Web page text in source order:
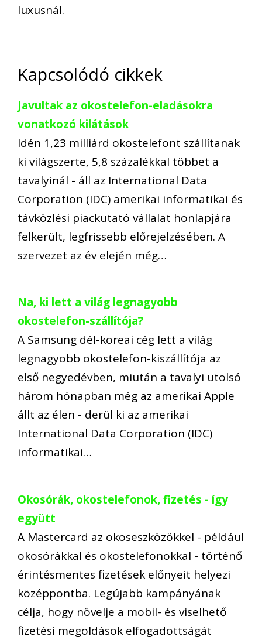
luxusnál.
Kapcsolódó cikkek
Javultak az okostelefon-eladásokra
vonatkozó kilátások
Idén 1,23 milliárd okostelefont szállítanak
ki világszerte, 5,8 százalékkal többet a
tavalyinál - áll az International Data
Corporation (IDC) amerikai informatikai és
távközlési piackutató vállalat honlapjára
felkerült, legfrissebb előrejelzésében. A
szervezet az év elején még…
Na, ki lett a világ legnagyobb
okostelefon-szállítója?
A Samsung dél-koreai cég lett a világ
legnagyobb okostelefon-kiszállítója az
első negyedévben, miután a tavalyi utolsó
három hónapban még az amerikai Apple
állt az élen - derül ki az amerikai
International Data Corporation (IDC)
informatikai…
Okosórák, okostelefonok, fizetés - így
együtt
A Mastercard az okoseszközökkel - például
okosórákkal és okostelefonokkal - történő
érintésmentes fizetések előnyeit helyezi
középpontba. Legújabb kampányának
célja, hogy növelje a mobil- és viselhető
fizetési megoldások elfogadottságát